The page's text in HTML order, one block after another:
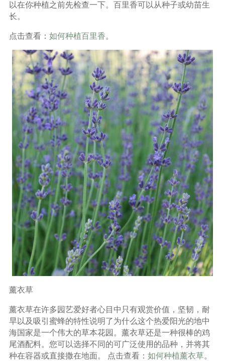
以在你种植之前先检查一下。百里香可以从种子或幼苗生
长。
点击查看： 如何种植百里香。
薰衣草
薰衣草在许多园艺爱好者心目中只有观赏价值，坚韧，耐
旱以及吸引蜜蜂的特性说明了为什么这个热爱阳光的地中
海国家是一个伟大的草本花园。薰衣草还是一种很棒的鸡
尾酒配料。您可以选择不同的可广泛使用的品种，并将其
种在容器或直接撒在地面。 点击查看： 如何种植薰衣草。